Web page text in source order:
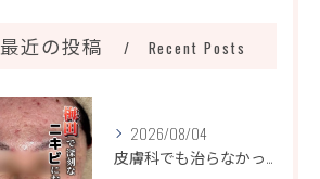
最近の投稿 Recent Posts
2026/08/04
皮膚科でも治らなかったニキビ、諦めるのはまだ早いです！